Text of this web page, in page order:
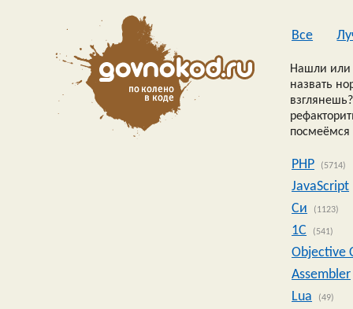
Все
Нашли или
назвать
посмеёмся
PHP (5714)
JavaScript
Си
(1123)
1C (541)
Objective
Assembler
Lua
(49)